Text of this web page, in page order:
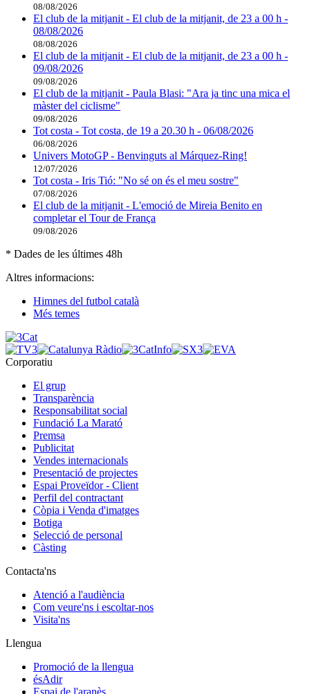
08/08/2026
El club de la mitjanit - El club de la mitjanit, de 23 a 00 h -
08/08/2026
08/08/2026
El club de la mitjanit - El club de la mitjanit, de 23 a 00 h -
09/08/2026
09/08/2026
El club de la mitjanit - Paula Blasi: "Ara ja tinc una mica el
màster del ciclisme"
09/08/2026
Tot costa - Tot costa, de 19 a 20.30 h - 06/08/2026
06/08/2026
Univers MotoGP - Benvinguts al Márquez-Ring!
12/07/2026
Tot costa - Iris Tió: "No sé on és el meu sostre"
07/08/2026
El club de la mitjanit - L'emoció de Mireia Benito en
completar el Tour de França
09/08/2026
* Dades de les últimes 48h
Altres informacions:
Himnes del futbol català
Més temes
Corporatiu
El grup
Transparència
Responsabilitat social
Fundació La Marató
Premsa
Publicitat
Vendes internacionals
Presentació de projectes
Espai Proveïdor - Client
Perfil del contractant
Còpia i Venda d'imatges
Botiga
Selecció de personal
Càsting
Contacta'ns
Atenció a l'audiència
Com veure'ns i escoltar-nos
Visita'ns
Llengua
Promoció de la llengua
ésAdir
Espai de l'aranès